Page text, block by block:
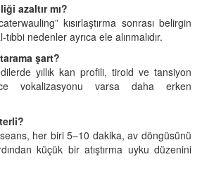
azaltır mı?
kısırlaştırma sonrası belirgin
nedenler ayrıca ele alınmalıdır.
şart?
yıllık kan profili, tiroid ve tansiyon
vokalizasyonu varsa daha erken
her biri 5–10 dakika, av döngüsünü
küçük bir atıştırma uyku düzenini